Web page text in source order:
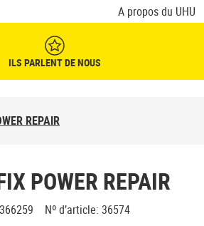
A propos du UHU
ILS PARLENT DE NOUS
REPAIR
POWER REPAIR
Nº d’article: 36574